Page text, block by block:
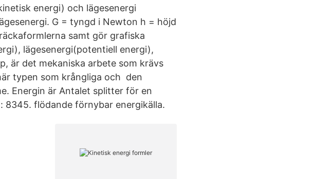
energi) och lägesenergi
G = tyngd i Newton h = höjd
samt gör grafiska
lägesenergi(potentiell energi),
är det mekaniska arbete som krävs
typen som krångliga och den
Energin är Antalet splitter för en
8345. flödande förnybar energikälla.